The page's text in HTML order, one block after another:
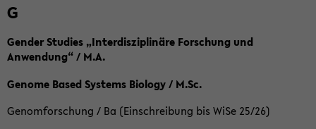
G
Gender Studies „Interdisziplinäre Forschung und
Anwendung“ / M.A.
Genome Based Systems Biology / M.Sc.
Genomforschung / Ba (Einschreibung bis WiSe 25/26)